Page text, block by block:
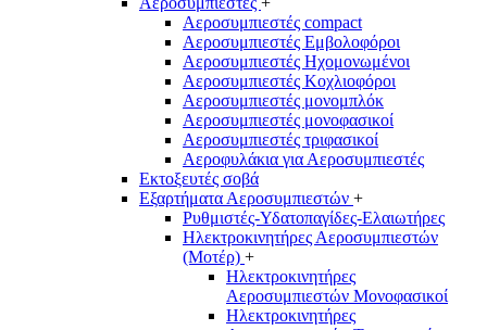
Αεροσυμπιεστές compact
Αεροσυμπιεστές Εμβολοφόροι
Αεροσυμπιεστές Ηχομονωμένοι
Αεροσυμπιεστές Κοχλιοφόροι
Αεροσυμπιεστές μονομπλόκ
Αεροσυμπιεστές μονοφασικοί
Αεροσυμπιεστές τριφασικοί
Αεροφυλάκια για Αεροσυμπιεστές
Εκτοξευτές σοβά
Εξαρτήματα Αεροσυμπιεστών +
Ρυθμιστές-Υδατοπαγίδες-Ελαιωτήρες
Ηλεκτροκινητήρες Αεροσυμπιεστών
(Μοτέρ) +
Ηλεκτροκινητήρες
Αεροσυμπιεστών Μονοφασικοί
Ηλεκτροκινητήρες